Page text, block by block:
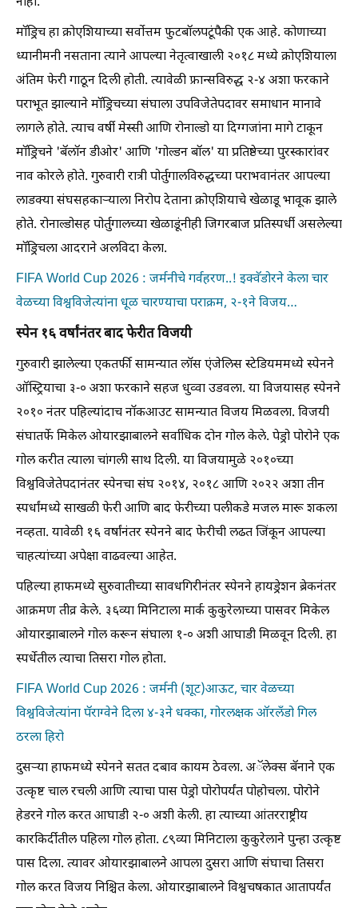
माॅड्रिच हा क्रोएशियाच्या सर्वोत्तम फुटबाॅलपटूंपैकी एक आहे. कोणाच्या
ध्यानीमनी नसताना त्याने आपल्या नेतृत्वाखाली २०१८ मध्ये क्रोएशियाला
अंतिम फेरी गाठून दिली होती. त्यावेळी फ्रान्सविरुद्ध २-४ अशा फरकाने
पराभूत झाल्याने माॅड्रिचच्या संघाला उपविजेतेपदावर समाधान मानावे
लागले होते. त्याच वर्षी मेस्सी आणि रोनाल्डो या दिग्गजांना मागे टाकून
माॅड्रिचने 'बॅलाॅन डीओर' आणि 'गोल्डन बाॅल' या प्रतिष्ठेच्या पुरस्कारांवर
नाव कोरले होते. गुरुवारी रात्री पोर्तुगालविरुद्धच्या पराभवानंतर आपल्या
लाडक्या संघसहकाऱ्याला निरोप देताना क्रोएशियाचे खेळाडू भावूक झाले
होते. रोनाल्डोसह पोर्तुगालच्या खेळाडूंनीही जिगरबाज प्रतिस्पर्धी असलेल्या
माॅड्रिचला आदराने अलविदा केला.
FIFA World Cup 2026 : जर्मनीचे गर्वहरण..! इक्वॅडोरने केला चार
वेळच्या विश्वविजेत्यांना धूळ चारण्याचा पराक्रम, २-१ने विजय…
स्पेन १६ वर्षांनंतर बाद फेरीत विजयी
गुरुवारी झालेल्या एकतर्फी सामन्यात लॉस एंजेलिस स्टेडियममध्ये स्पेनने
ऑस्ट्रियाचा ३-० अशा फरकाने सहज धुव्वा उडवला. या विजयासह स्पेनने
२०१० नंतर पहिल्यांदाच नॉकआउट सामन्यात विजय मिळवला. विजयी
संघातर्फे मिकेल ओयारझाबालने सर्वाधिक दोन गोल केले. पेड्रो पोरोने एक
गोल करीत त्याला चांगली साथ दिली. या विजयामुळे २०१०च्या
विश्वविजेतेपदानंतर स्पेनचा संघ २०१४, २०१८ आणि २०२२ अशा तीन
स्पर्धांमध्ये साखळी फेरी आणि बाद फेरीच्या पलीकडे मजल मारू शकला
नव्हता. यावेळी १६ वर्षांनंतर स्पेनने बाद फेरीची लढत जिंकून आपल्या
चाहत्यांच्या अपेक्षा वाढवल्या आहेत.
पहिल्या हाफमध्ये सुरुवातीच्या सावधगिरीनंतर स्पेनने हायड्रेशन ब्रेकनंतर
आक्रमण तीव्र केले. ३६व्या मिनिटाला मार्क कुकुरेलाच्या पासवर मिकेल
ओयारझाबालने गोल करून संघाला १-० अशी आघाडी मिळवून दिली. हा
स्पर्धेतील त्याचा तिसरा गोल होता.
FIFA World Cup 2026 : जर्मनी (शूट)आऊट, चार वेळच्या
विश्वविजेत्यांना पॅराग्वेने दिला ४-३ने धक्का, गोरलक्षक ऑरलँडो गिल
ठरला हिरो
दुसऱ्या हाफमध्ये स्पेनने सतत दबाव कायम ठेवला. अॅलेक्स बॅनाने एक
उत्कृष्ट चाल रचली आणि त्याचा पास पेड्रो पोरोपर्यंत पोहोचला. पोरोने
हेडरने गोल करत आघाडी २-० अशी केली. हा त्याच्या आंतरराष्ट्रीय
कारकिर्दीतील पहिला गोल होता. ८९व्या मिनिटाला कुकुरेलाने पुन्हा उत्कृष्ट
पास दिला. त्यावर ओयारझाबालने आपला दुसरा आणि संघाचा तिसरा
गोल करत विजय निश्चित केला. ओयारझाबालने विश्वचषकात आतापर्यंत